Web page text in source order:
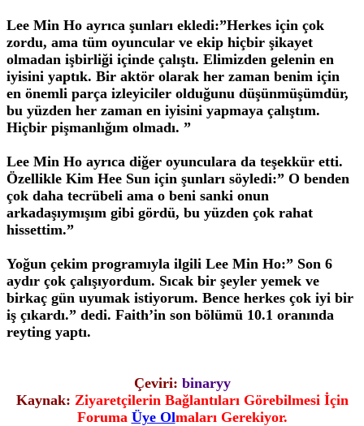
Lee Min Ho ayrıca şunları ekledi:”Herkes için çok
zordu, ama tüm oyuncular ve ekip hiçbir şikayet
olmadan işbirliği içinde çalıştı. Elimizden gelenin en
iyisini yaptık. Bir aktör olarak her zaman benim için
en önemli parça izleyiciler olduğunu düşünmüşümdür,
bu yüzden her zaman en iyisini yapmaya çalıştım.
Hiçbir pişmanlığım olmadı. ”
Lee Min Ho ayrıca diğer oyunculara da teşekkür etti.
Özellikle Kim Hee Sun için şunları söyledi:” O benden
çok daha tecrübeli ama o beni sanki onun
arkadaşıymışım gibi gördü, bu yüzden çok rahat
hissettim.”
Yoğun çekim programıyla ilgili Lee Min Ho:” Son 6
aydır çok çalışıyordum. Sıcak bir şeyler yemek ve
birkaç gün uyumak istiyorum. Bence herkes çok iyi bir
iş çıkardı.” dedi. Faith’in son bölümü 10.1 oranında
reyting yaptı.
Çeviri: binaryy
Kaynak: Ziyaretçilerin Bağlantıları Görebilmesi İçin
Foruma Üye Olmaları Gerekiyor.